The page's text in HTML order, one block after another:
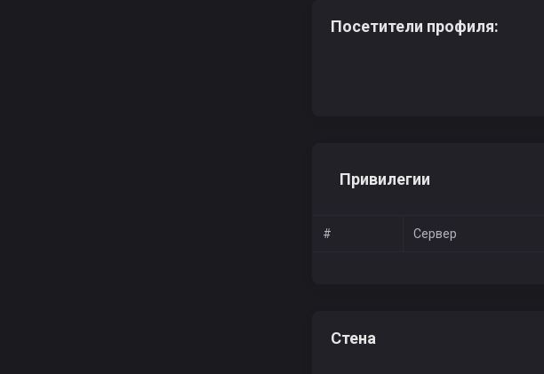
Посетители профиля:
Привилегии
# Сервер
Стена